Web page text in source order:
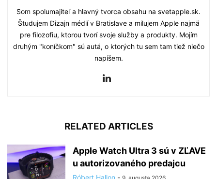
Som spolumajiteľ a hlavný tvorca obsahu na svetapple.sk.
Študujem Dizajn médií v Bratislave a milujem Apple najmä
pre filozofiu, ktorou tvorí svoje služby a produkty. Mojím
druhým "koníčkom" sú autá, o ktorých tu sem tam tiež niečo
napíšem.
RELATED ARTICLES
Apple Watch Ultra 3 sú v ZĽAVE
u autorizovaného predajcu
Róbert Hallon -